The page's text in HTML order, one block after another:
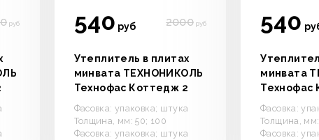
руб 540 руб 2000руб
Утеплитель в плитах
минвата ТЕХНОНИКОЛЬ
Технофас Коттедж 2
Фасовка: упаковка; штука
Толщина, мм: 50; 100
Фасовка: упаковка; штука
540
минвата
Технофас
Фасовка:
Толщина,
Фасовка: